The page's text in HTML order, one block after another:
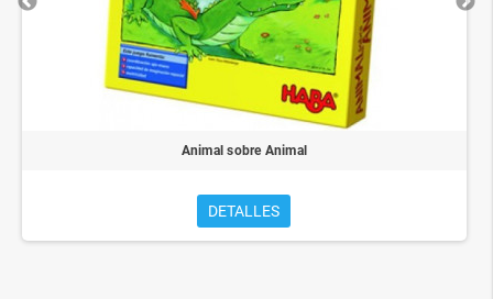
Animal sobre Animal
DETALLES